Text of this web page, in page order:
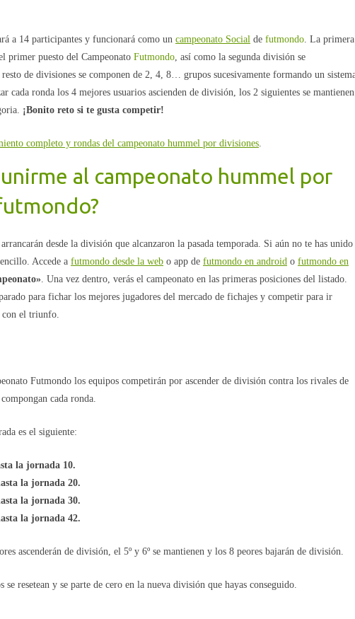
a 14 participantes y funcionará como un campeonato Social de futmondo. La primera
primer puesto del Campeonato Futmondo, así como la segunda división se
de divisiones se componen de 2, 4, 8… grupos sucesivamente formando un
ronda los 4 mejores usuarios ascienden de división, los 2 siguientes se mantienen
¡Bonito reto si te gusta competir!
completo y rondas del campeonato hummel por divisiones.
al campeonato hummel por
desde la división que alcanzaron la pasada temporada. Si aún no te has unido
Accede a futmondo desde la web o app de futmondo en android o futmondo en
. Una vez dentro, verás el campeonato en las primeras posiciones del listado.
para fichar los mejores jugadores del mercado de fichajes y competir para ir
con el triunfo.
Futmondo los equipos competirán por ascender de división contra los rivales de
cada ronda.
es el siguiente:
la jornada 10.
la jornada 20.
la jornada 30.
la jornada 42.
ascenderán de división, el 5º y 6º se mantienen y los 8 peores bajarán de división.
resetean y se parte de cero en la nueva división que hayas conseguido.